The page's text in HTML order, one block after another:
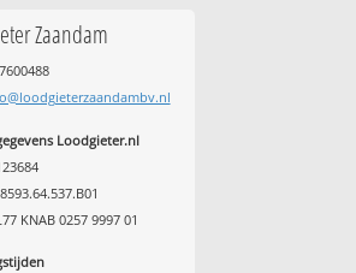
Zaandam
Loodgieter.nl
KNAB 0257 9997 01